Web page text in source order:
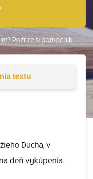
Pozrite sipomocník.
textu
Ducha, v
deň vykúpenia.